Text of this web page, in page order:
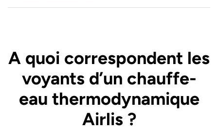
A quoi correspondent les
voyants d’un chauffe-
eau thermodynamique
Airlis ?